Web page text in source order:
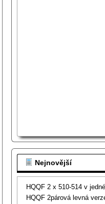
Nejnovější
HQQF 2 x 510-514 v
HQQF 2párová levná